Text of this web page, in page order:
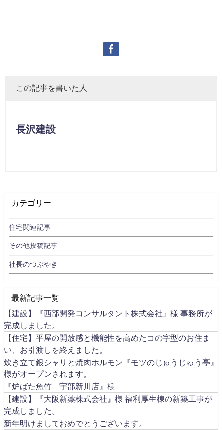
この記事を書いた人
長沢建設
カテゴリー
住宅関連記事
その他投稿記事
社長のつぶやき
最新記事一覧
【建設】『西部開発コンサルタント株式会社』様 事務所が
完成しました。
【住宅】平屋の開放感と機能性を高めたコの字型のお住ま
い、お引渡しを終えました。
炊き立て銀シャリと焼肉ホルモン『モツのじゅうじゅう亭』
様がオープンされます。
『炉ばた魚竹 宇部新川店』様
【建設】『大阪新薬株式会社』様 福利厚生棟の新築工事が
完成しました。
新年明けましておめでとうございます。